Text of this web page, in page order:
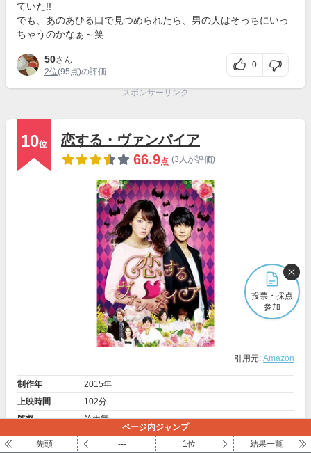
ていた!!
でも、あのあひる口で見つめられたら、男の人はそっちにいっ
ちゃうのかなぁ～笑
50さん
2位(95点)の評価
0
スポンサーリンク
10位
恋する・ヴァンパイア
66.9点 (3人が評価)
引用元: Amazon
制作年
2015年
上映時間
102分
監督
鈴木舞
メインキャスト
桐谷美玲（キイラ）、戸塚祥太（哲）、三戸なつめ（ナ
ツ）、
モン・ガンルー （みき）、 チェ・ジニョク （マイ
投票・採点
参加
ページ内ジャンプ
先頭
--- 1位 結果一覧